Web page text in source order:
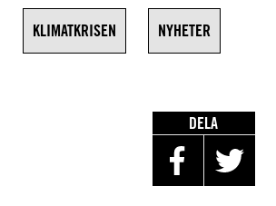
KLIMATKRISEN NYHETER
DELA